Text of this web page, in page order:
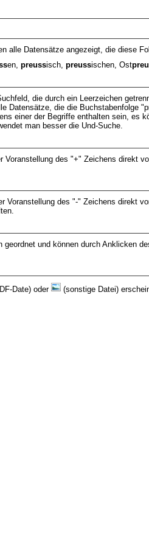
alle Datensätze angezeigt, die diese
en, preussisch, preussischen, Ost
die durch ein Leerzeichen
Datensätze, die die Buchstabenfolge
einer der Begriffe enthalten sein, es
man besser die Und-Suche.
Voranstellung des "+" Zeichens direkt
Voranstellung des "-" Zeichens direkt
geordnet und können durch Anklicken
Date) oder
(sonstige Datei)